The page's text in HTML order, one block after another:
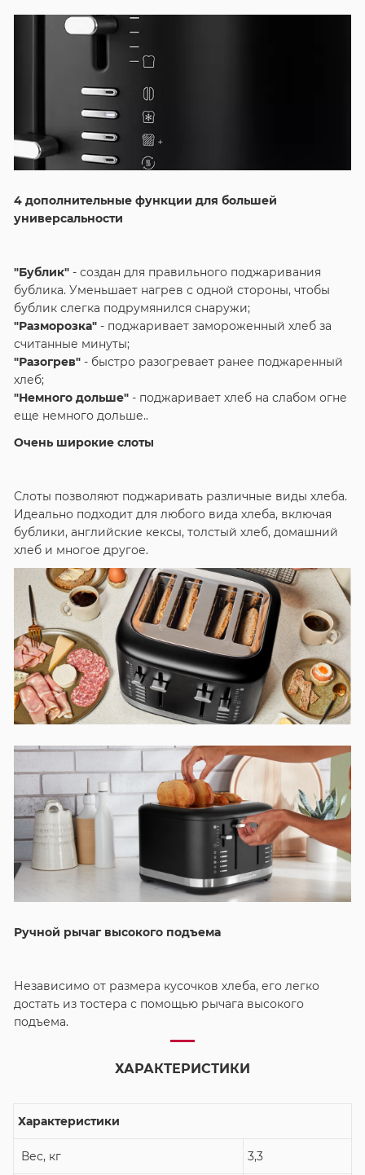
4 дополнительные функции для большей
универсальности
"Бублик" - создан для правильного поджаривания
бублика. Уменьшает нагрев с одной стороны, чтобы
бублик слегка подрумянился снаружи;
"Разморозка" - поджаривает замороженный хлеб за
считанные минуты;
"Разогрев" - быстро разогревает ранее поджаренный
хлеб;
"Немного дольше" - поджаривает хлеб на слабом огне
еще немного дольше..
Очень широкие слоты
Слоты позволяют поджаривать различные виды хлеба.
Идеально подходит для любого вида хлеба, включая
бублики, английские кексы, толстый хлеб, домашний
хлеб и многое другое.
Ручной рычаг высокого подъема
Независимо от размера кусочков хлеба, его легко
достать из тостера с помощью рычага высокого
подъема.
ХАРАКТЕРИСТИКИ
Характеристики
Вес, кг 3,3